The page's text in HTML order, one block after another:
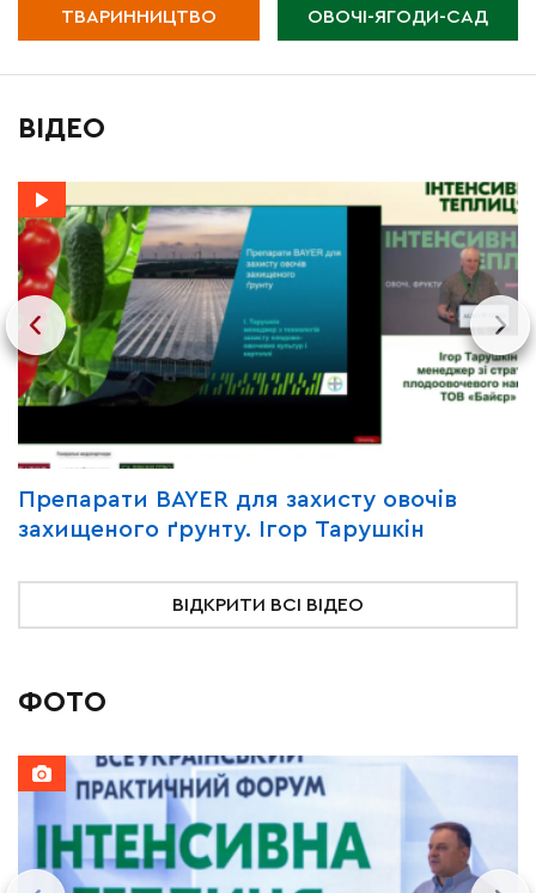
ТВАРИННИЦТВО ОВОЧІ-ЯГОДИ-САД
ВІДЕО
Препарати BAYER для захисту овочів
захищеного ґрунту. Ігор Тарушкін
ВІДКРИТИ ВСІ ВІДЕО
ФОТО